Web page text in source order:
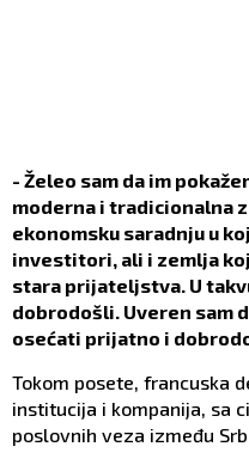
- Želeo sam da im
moderna i tradicionalna
ekonomsku saradnju u
investitori, ali i zemlja
stara prijateljstva. U
dobrodošli. Uveren sam
osećati prijatno i
Tokom posete, francuska
institucija i kompanija, sa
poslovnih veza između